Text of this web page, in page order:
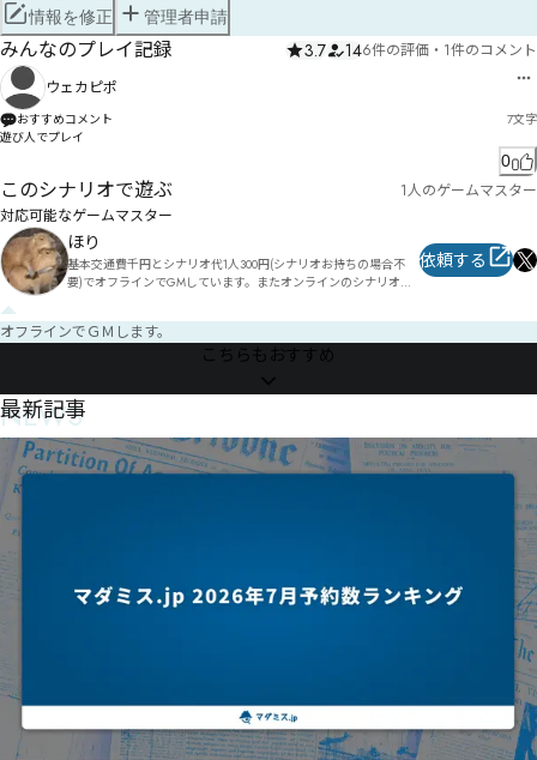
情報を修正 管理者申請
みんなのプレイ記録 3.7 146件の評価 ・ 1件のコメント
ウェカピポ
おすすめコメント 7文字
遊び人でプレイ
0
このシナリオで遊ぶ
1人のゲームマスター
対応可能なゲームマスター
ほり
基本交通費千円とシナリオ代1人300円(シナリオお持ちの場合不
要)でオフラインでGMしています。またオンラインのシナリオを
ナリオがありましたら、ご相談ください。
改編加筆シナリオ:玉座の闇(オープニング、幕間、エンディング
ムービー制作、演出追加)
年輪(加筆)
薄暮の咲い聲(加筆、エピローグ追加、演出追加)
依頼する
オフラインでＧＭします。
こちらもおすすめ
NEWS
最新記事